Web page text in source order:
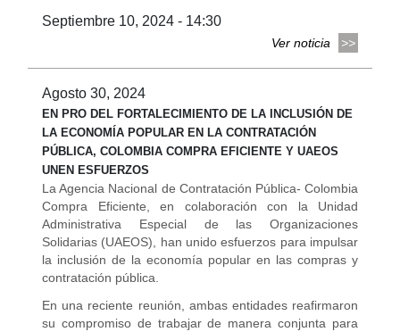
Septiembre 10, 2024 - 14:30
Ver noticia
Agosto 30, 2024
EN PRO DEL FORTALECIMIENTO DE LA INCLUSIÓN DE
LA ECONOMÍA POPULAR EN LA CONTRATACIÓN
PÚBLICA, COLOMBIA COMPRA EFICIENTE Y UAEOS
UNEN ESFUERZOS
La Agencia Nacional de Contratación Pública- Colombia
Compra Eficiente, en colaboración con la Unidad
Administrativa Especial de las Organizaciones
Solidarias (UAEOS), han unido esfuerzos para impulsar
la inclusión de la economía popular en las compras y
contratación pública.
En una reciente reunión, ambas entidades reafirmaron
su compromiso de trabajar de manera conjunta para